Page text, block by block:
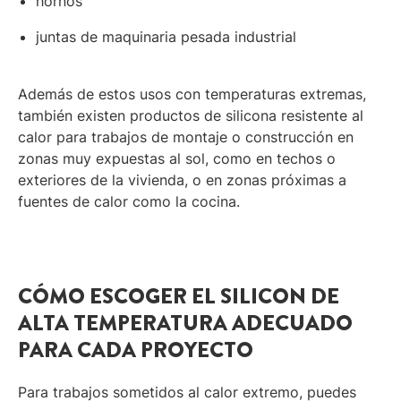
juntas de maquinaria pesada industrial
Además de estos usos con temperaturas extremas,
también existen productos de silicona resistente al
calor para trabajos de montaje o construcción en
zonas muy expuestas al sol, como en techos o
exteriores de la vivienda, o en zonas próximas a
fuentes de calor como la cocina.
CÓMO ESCOGER EL SILICON DE
ALTA TEMPERATURA ADECUADO
PARA CADA PROYECTO
Para trabajos sometidos al calor extremo, puedes